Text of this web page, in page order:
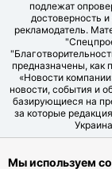
подлежат
достоверность
рекламодатель.
предназначены, как
«Новости
новости, события и
базирующиеся на
за которые
Мы используем